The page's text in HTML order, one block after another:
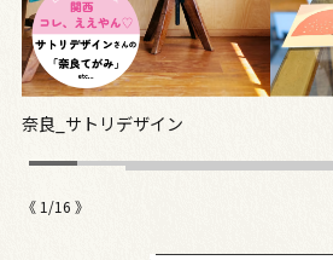
奈良_サトリデザイン
《 1 /16 》